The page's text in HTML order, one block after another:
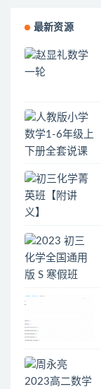
最新资源